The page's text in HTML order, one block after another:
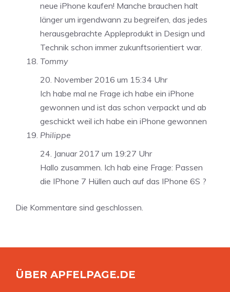
neue iPhone kaufen! Manche brauchen halt
länger um irgendwann zu begreifen, das jedes
herausgebrachte Appleprodukt in Design und
Technik schon immer zukunftsorientiert war.
Tommy
20. November 2016 um 15:34 Uhr
Ich habe mal ne Frage ich habe ein iPhone
gewonnen und ist das schon verpackt und ab
geschickt weil ich habe ein iPhone gewonnen
Philippe
24. Januar 2017 um 19:27 Uhr
Hallo zusammen. Ich hab eine Frage: Passen
die IPhone 7 Hüllen auch auf das IPhone 6S ?
Die Kommentare sind geschlossen.
ÜBER APFELPAGE.DE